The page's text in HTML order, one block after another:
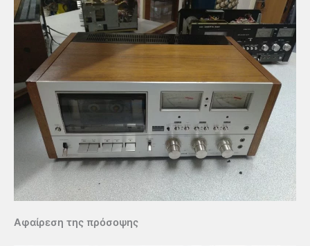
Αφαίρεση της πρόσοψης